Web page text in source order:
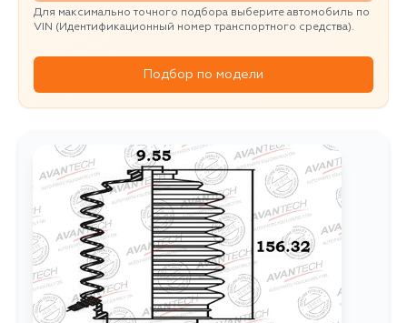
Для максимально точного подбора выберите автомобиль по
VIN (Идентификационный номер транспортного средства).
Подбор по модели